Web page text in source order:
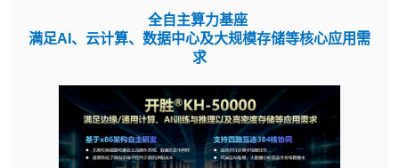
全自主算力基座
满足AI、云计算、数据中心及大规模存储等核心应用需
求